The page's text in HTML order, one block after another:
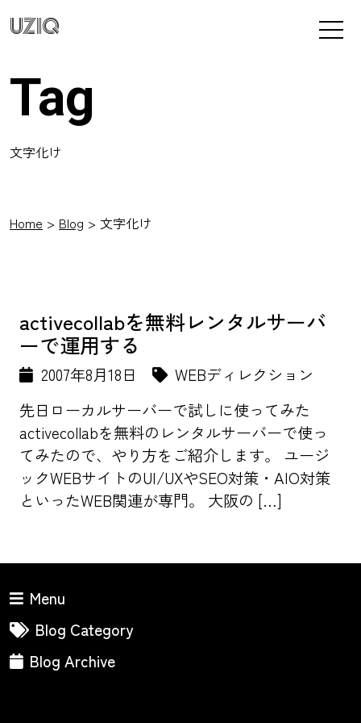
UZIQ
Tag
文字化け
Home Blog 文字化け
activecollabを無料レンタルサーバ
ーで運用する
2007年8月18日
WEBディレクション
先日ローカルサーバーで試しに使ってみた
activecollabを無料のレンタルサーバーで使っ
てみたので、やり方をご紹介します。 ユージ
ックWEBサイトのUI/UXやSEO対策・AIO対策
といったWEB関連が専門。 大阪の […]
Menu
Blog Category
Blog Archive